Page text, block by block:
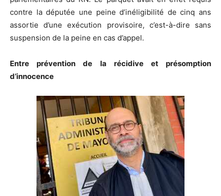
contre la députée une peine d’inéligibilité de cinq ans
assortie d’une exécution provisoire, c’est-à-dire sans
suspension de la peine en cas d’appel.
Entre prévention de la récidive et présomption
d’innocence